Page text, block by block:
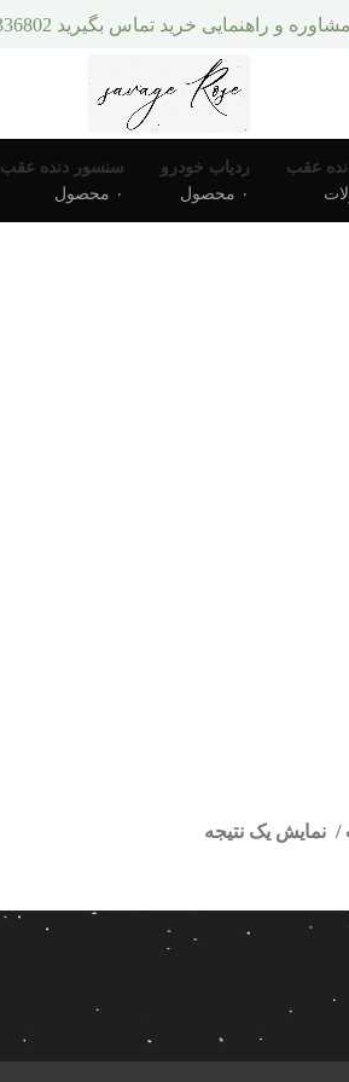
عقب
ردیاب خودرو
۰ محصول
سنسور دنده عقب
۰ محصول
نمایش یک نتیجه
قیمت گذاری
و راهنمایی خرید تماس بگیرید 09376336802